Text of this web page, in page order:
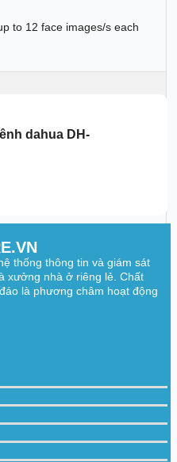
to 12 face images/s each
Secondary filtering for human
false alarms caused
and lighting condition
Supports detecting brightness
defocus, overexposure,
dahua DH-
thống thông tin và giám sát
xưởng nhà ở riêng lẻ. Chất
là phương châm hoạt động